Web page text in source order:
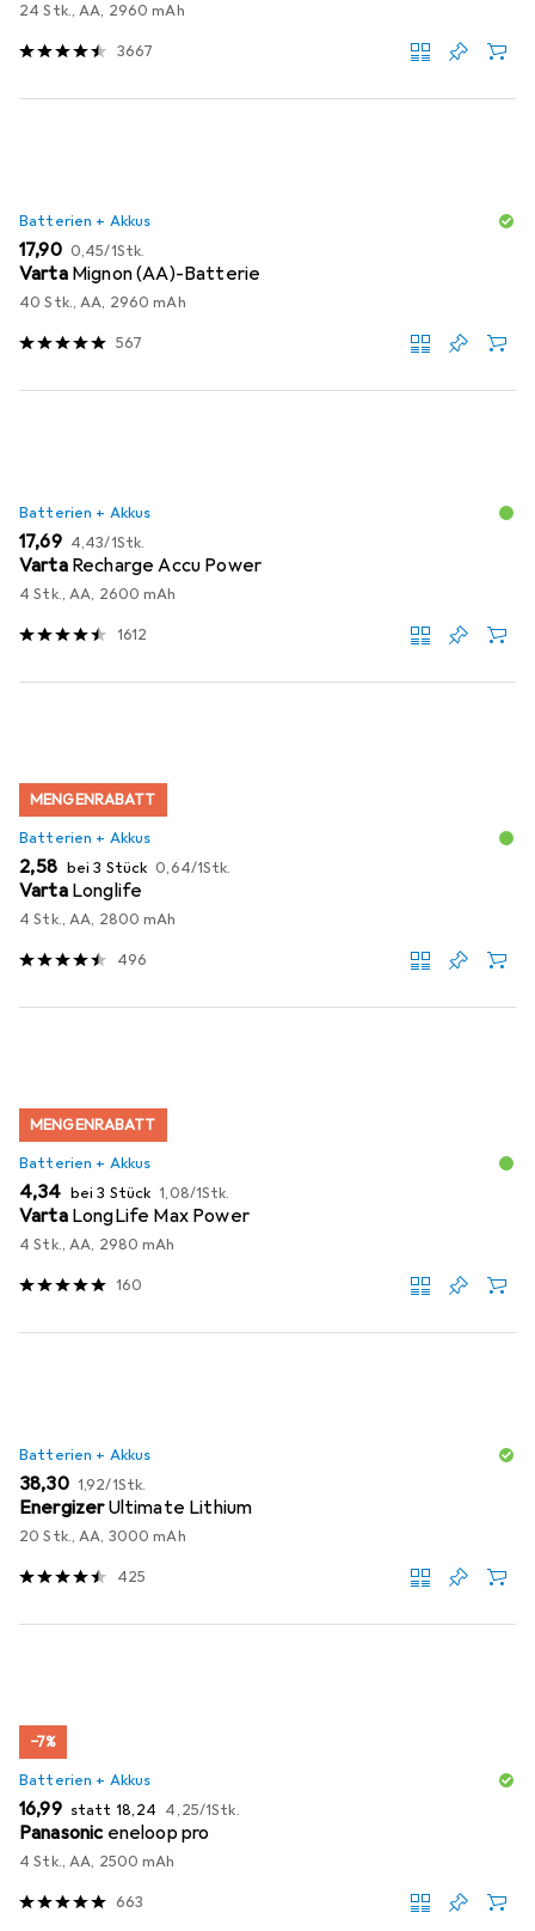
24 Stk., AA, 2960 mAh
3667
Batterien + Akkus
EUR
17,90 EUR
0,45/1Stk.
Varta Mignon (AA)-Batterie
40 Stk., AA, 2960 mAh
567
Batterien + Akkus
EUR
17,69 EUR
4,43/1Stk.
Varta Recharge Accu Power
4 Stk., AA, 2600 mAh
1612
MENGENRABATT
Batterien + Akkus
EUR
2,58 bei 3 Stück EUR
0,64/1Stk.
Varta Longlife
4 Stk., AA, 2800 mAh
496
MENGENRABATT
Batterien + Akkus
EUR
4,34 bei 3 Stück EUR
1,08/1Stk.
Varta LongLife Max Power
4 Stk., AA, 2980 mAh
160
Batterien + Akkus
EUR
38,30 EUR
1,92/1Stk.
EnergizerUltimate Lithium
20 Stk., AA, 3000 mAh
425
−7%
Batterien + Akkus
EUR
16,99 statt EUR
18,24 EUR
4,25/1Stk.
Panasonic eneloop pro
4 Stk., AA, 2500 mAh
663